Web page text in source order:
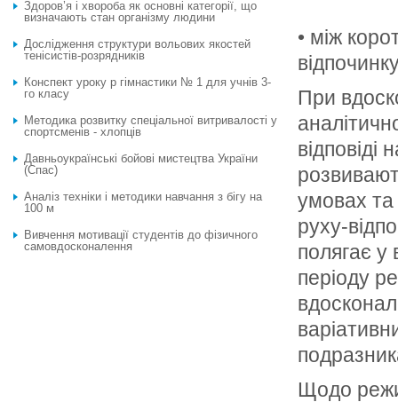
• між
При
умовах та
руху-
полягає у
періоду
Щодо
Здоров’я і хвороба як основні категорії, що
визначають стан організму людини
Дослідження структури вольових якостей
тенісистів-розрядників
Конспект уроку p гімнастики № 1 для учнів 3-
го класу
Методика розвитку спеціальної витривалості у
спортсменів - хлопців
Давньоукраїнські бойові мистецтва України
(Спас)
Аналіз техніки і методики навчання з бігу на
100 м
Вивчення мотивації студентів до фізичного
самовдосконалення